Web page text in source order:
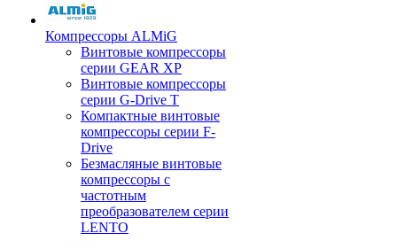
Компрессоры ALMiG
Винтовые компрессоры
серии GEAR XP
Винтовые компрессоры
серии G-Drive T
Компактные винтовые
компрессоры серии F-
Drive
Безмасляные винтовые
компрессоры с
частотным
преобразователем серии
LENTO